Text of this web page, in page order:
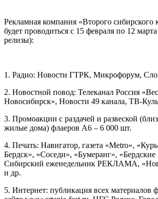
Рекламная компания «Второго сибирского
будет проводиться с 15 февраля по 12
релизы):
1. Радио: Новости ГТРК, Микрофорум,
2. Новостной повод: Телеканал Россия
Новосибирск», Новости 49 канала, ТВ-
3. Промоакции с раздачей и развеской
жилые дома) флаеров А6 – 6 000 шт.
4. Печать: Навигатор, газета «Metro»,
Бердск», «Соседи», «Бумеранг», «Бердские
Сибирский еженедельник РЕКЛАМА,
и др.
5. Интернет: публикация всех материалов